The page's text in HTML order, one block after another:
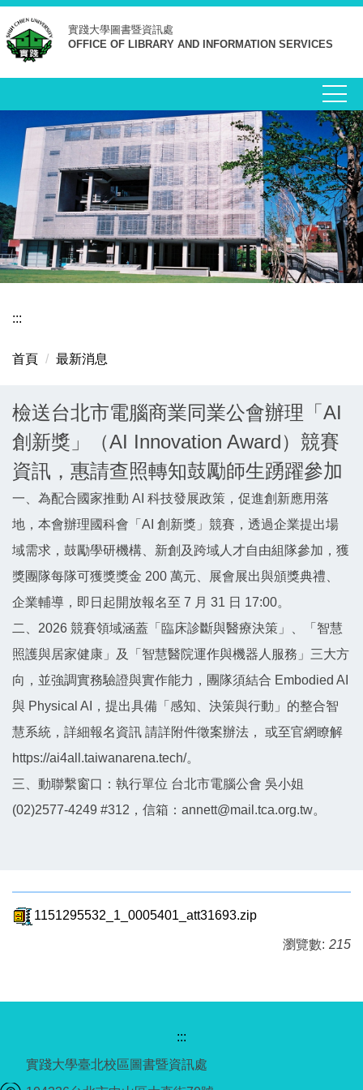
跳
到
主
要
實踐大學圖書暨資訊處
OFFICE OF LIBRARY AND INFORMATION SERVICES
:::
首頁 最新消息
檢送台北市電腦商業同業公會辦理「AI
創新獎」（AI Innovation Award）競賽
資訊，惠請查照轉知鼓勵師生踴躍參加
一、為配合國家推動 AI 科技發展政策，促進創新應用落
地，本會辦理國科會「AI 創新獎」競賽，透過企業提出場
域需求，鼓勵學研機構、新創及跨域人才自由組隊參加，獲
獎團隊每隊可獲獎獎金 200 萬元、展會展出與頒獎典禮、
企業輔導，即日起開放報名至 7 月 31 日 17:00。
二、2026 競賽領域涵蓋「臨床診斷與醫療決策」、「智慧
照護與居家健康」及「智慧醫院運作與機器人服務」三大方
向，並強調實務驗證與實作能力，團隊須結合 Embodied AI
與 Physical AI，提出具備「感知、決策與行動」的整合智
慧系統，詳細報名資訊 請詳附件徵案辦法， 或至官網瞭解
https://ai4all.taiwanarena.tech/。
三、動聯繫窗口：執行單位 台北市電腦公會 吳小姐
(02)2577-4249 #312，信箱：annett@mail.tca.org.tw。
1151295532_1_0005401_att31693.zip
瀏覽數: 215
:::
實踐大學臺北校區圖書暨資訊處